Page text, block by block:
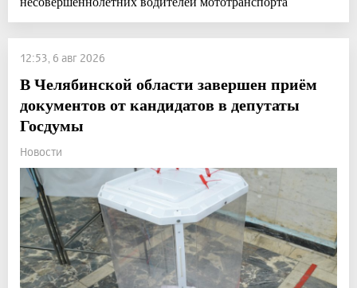
12:53, 6 авг 2026
В Челябинской области завершен приём
документов от кандидатов в депутаты
Госдумы
Новости